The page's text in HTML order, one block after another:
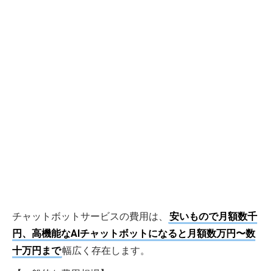
チャットボットサービスの費用は、
安いもので月額数千
円、高機能なAIチャットボットになると月額数万円〜数
十万円まで幅広く存在します。